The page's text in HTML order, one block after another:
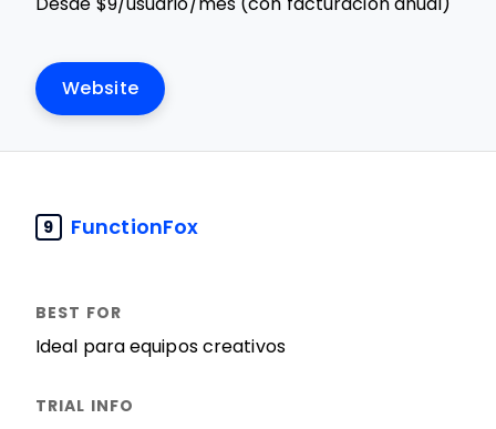
Desde $9/usuario/mes (con facturación anual)
Website
9 FunctionFox
Ideal para equipos creativos